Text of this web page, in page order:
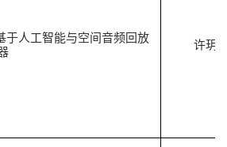
人工智能与空间音频回放
许玥